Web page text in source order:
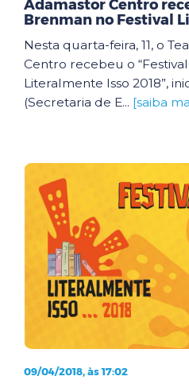
Adamastor Centro
Brenman no Festival
Nesta quarta-feira, 11, o
Centro recebeu o
Literalmente Isso 2018”,
(Secretaria de E... [saiba
09/04/2018, às 17:02